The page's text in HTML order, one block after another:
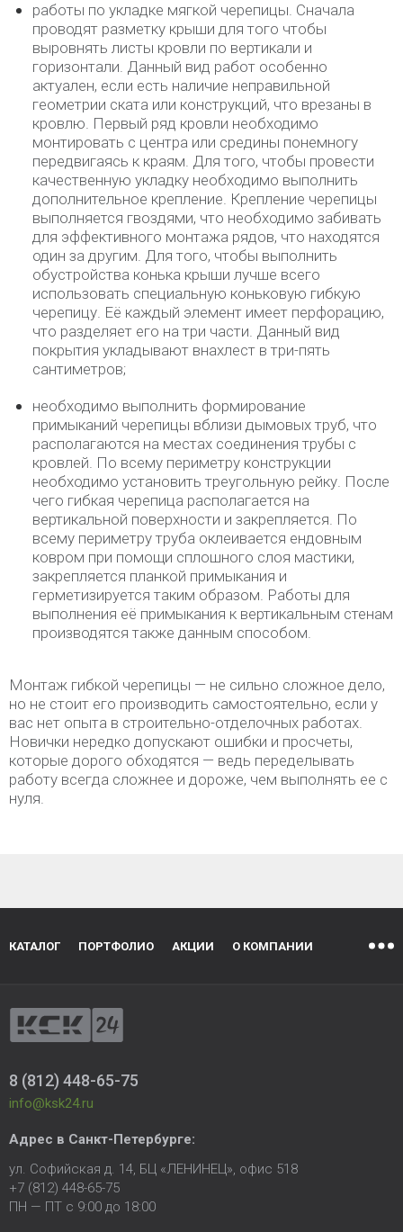
работы по укладке мягкой черепицы. Сначала
проводят разметку крыши для того чтобы
выровнять листы кровли по вертикали и
горизонтали. Данный вид работ особенно
актуален, если есть наличие неправильной
геометрии ската или конструкций, что врезаны в
кровлю. Первый ряд кровли необходимо
монтировать с центра или средины понемногу
передвигаясь к краям. Для того, чтобы провести
качественную укладку необходимо выполнить
дополнительное крепление. Крепление черепицы
выполняется гвоздями, что необходимо забивать
для эффективного монтажа рядов, что находятся
один за другим. Для того, чтобы выполнить
обустройства конька крыши лучше всего
использовать специальную коньковую гибкую
черепицу. Её каждый элемент имеет перфорацию,
что разделяет его на три части. Данный вид
покрытия укладывают внахлест в три-пять
сантиметров;
необходимо выполнить формирование
примыканий черепицы вблизи дымовых труб, что
располагаются на местах соединения трубы с
кровлей. По всему периметру конструкции
необходимо установить треугольную рейку. После
чего гибкая черепица располагается на
вертикальной поверхности и закрепляется. По
всему периметру труба оклеивается ендовным
ковром при помощи сплошного слоя мастики,
закрепляется планкой примыкания и
герметизируется таким образом. Работы для
выполнения её примыкания к вертикальным стенам
производятся также данным способом.
Монтаж гибкой черепицы — не сильно сложное дело,
но не стоит его производить самостоятельно, если у
вас нет опыта в строительно-отделочных работах.
Новички нередко допускают ошибки и просчеты,
которые дорого обходятся — ведь переделывать
работу всегда сложнее и дороже, чем выполнять ее с
нуля.
КАТАЛОГ ПОРТФОЛИО АКЦИИ О КОМПАНИИ
8 (812) 448-65-75
info@ksk24.ru
Адрес в Санкт-Петербурге:
ул. Софийская д. 14, БЦ «ЛЕНИНЕЦ», офис 518
+7 (812) 448-65-75
ПН — ПТ с 9:00 до 18:00